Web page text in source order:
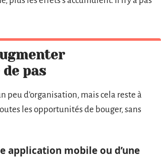
pas
peu d’organisation, mais cela reste à
les opportunités de bouger, sans
application mobile ou d’une